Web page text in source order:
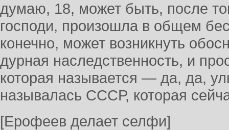
думаю, 18, может быть, после
господи, произошла в общем
конечно, может возникнуть
дурная наследственность, и
которая называется — да, да,
называлась СССР, которая
[Ерофеев делает селфи]